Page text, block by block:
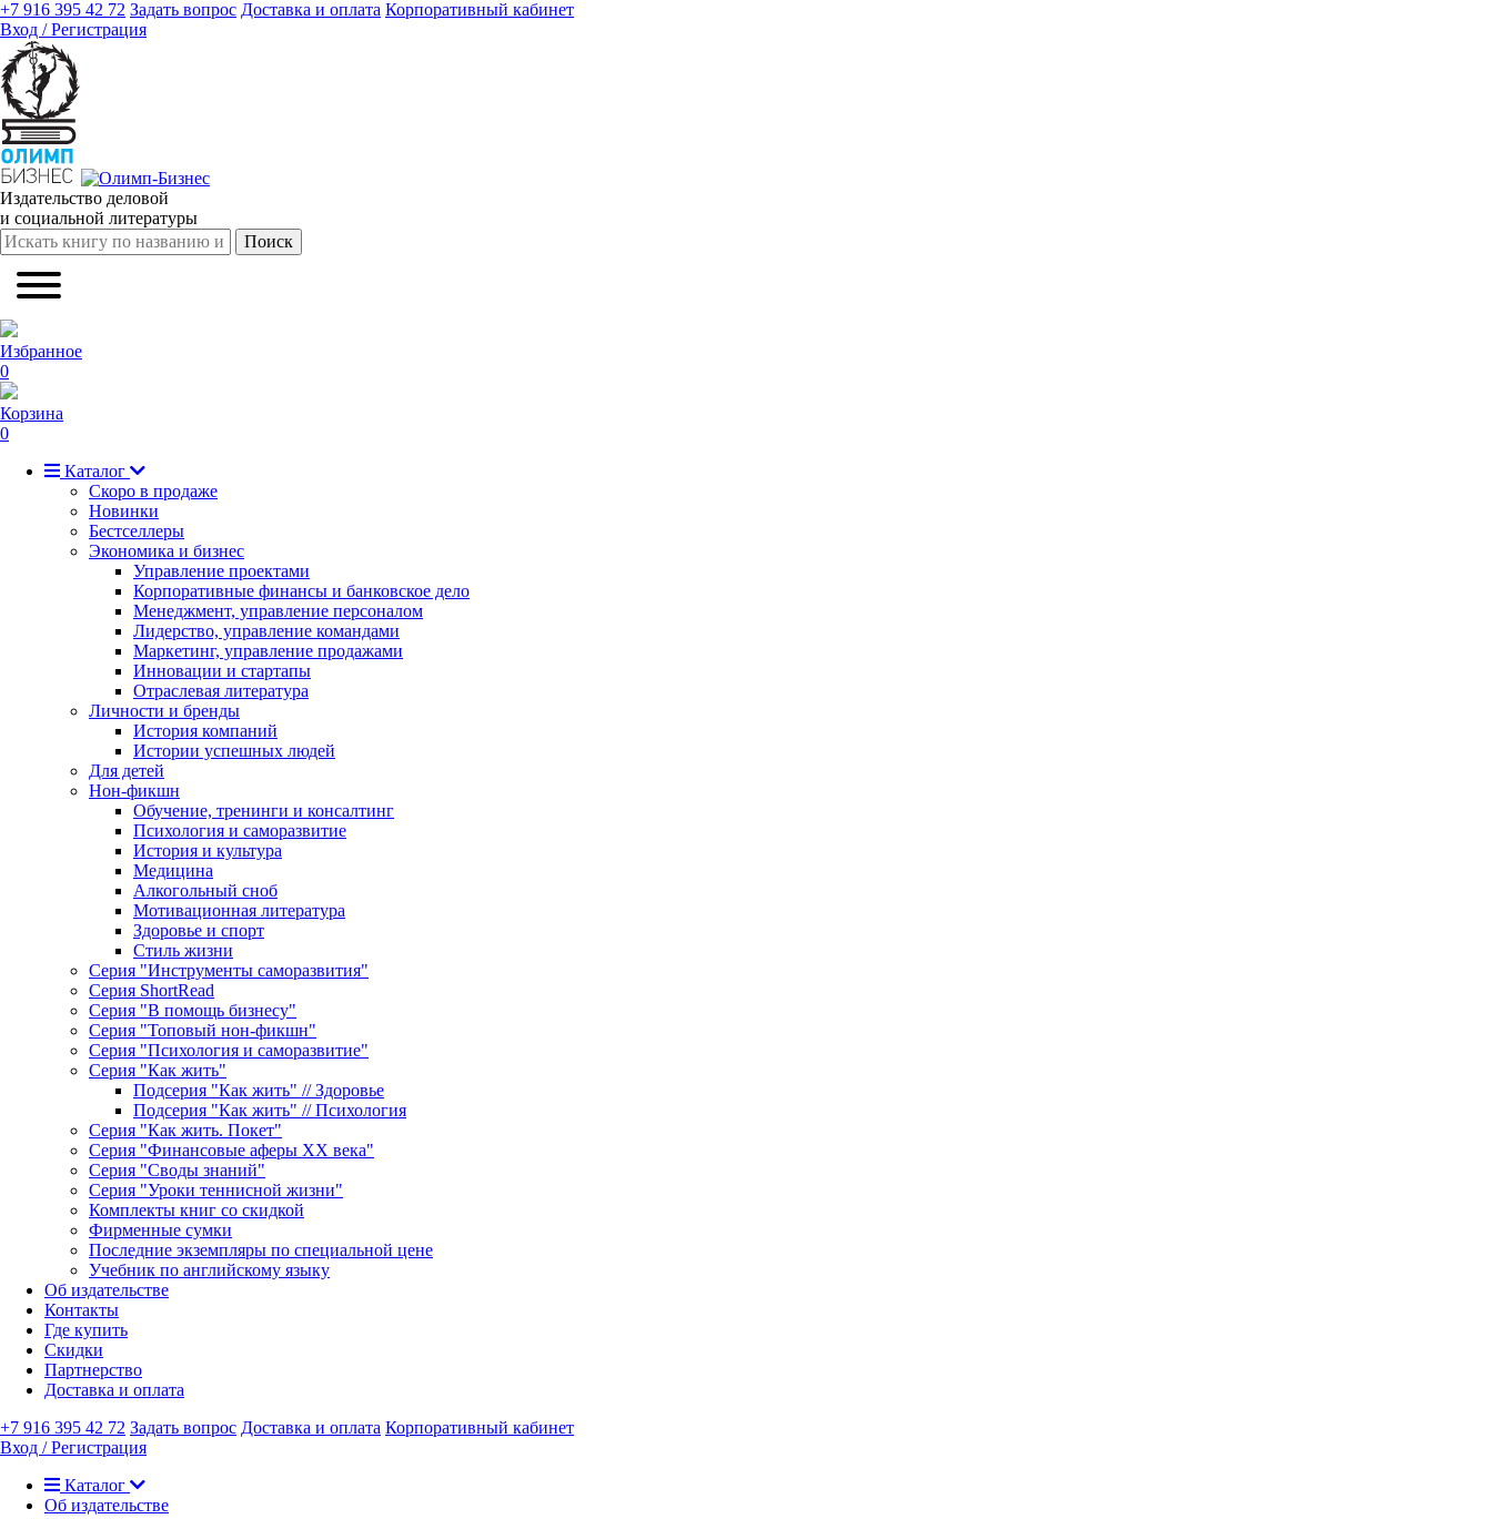
+7 916 395 42 72 Задать вопрос Доставка и оплата Корпоративный кабинет
Вход / Регистрация
Издательство деловой
и социальной литературы
Поиск
Избранное
0
Корзина
0
Каталог
Скоро в продаже
Новинки
Бестселлеры
Экономика и бизнес
Управление проектами
Корпоративные финансы и банковское дело
Менеджмент, управление персоналом
Лидерство, управление командами
Маркетинг, управление продажами
Инновации и стартапы
Отраслевая литература
Личности и бренды
История компаний
Истории успешных людей
Для детей
Нон-фикшн
Обучение, тренинги и консалтинг
Психология и саморазвитие
История и культура
Медицина
Алкогольный сноб
Мотивационная литература
Здоровье и спорт
Стиль жизни
Серия "Инструменты саморазвития"
Серия ShortRead
Серия "В помощь бизнесу"
Серия "Топовый нон-фикшн"
Серия "Психология и саморазвитие"
Серия "Как жить"
Подсерия "Как жить" // Здоровье
Подсерия "Как жить" // Психология
Серия "Как жить. Покет"
Серия "Финансовые аферы XX века"
Серия "Своды знаний"
Серия "Уроки теннисной жизни"
Комплекты книг со скидкой
Фирменные сумки
Последние экземпляры по специальной цене
Учебник по английскому языку
Об издательстве
Контакты
Где купить
Скидки
Партнерство
Доставка и оплата
+7 916 395 42 72 Задать вопрос Доставка и оплата Корпоративный кабинет
Вход / Регистрация
Каталог
Об издательстве